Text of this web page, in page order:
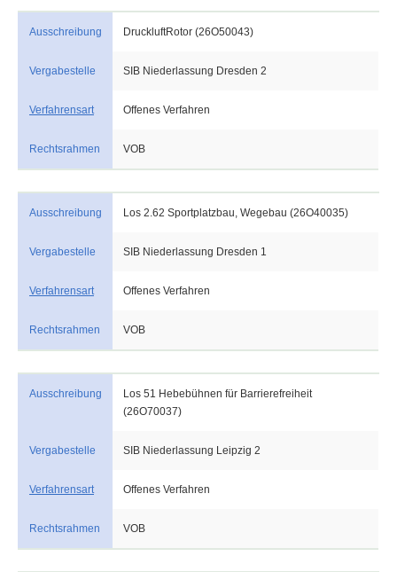
Ausschreibung DruckluftRotor (26O50043)
Vergabestelle SIB Niederlassung Dresden 2
Verfahrensart Offenes Verfahren
Rechtsrahmen VOB
Ausschreibung Los 2.62 Sportplatzbau, Wegebau (26O40035)
Vergabestelle SIB Niederlassung Dresden 1
Verfahrensart Offenes Verfahren
Rechtsrahmen VOB
Ausschreibung
Los 51 Hebebühnen für Barrierefreiheit
(26O70037)
Vergabestelle SIB Niederlassung Leipzig 2
Verfahrensart Offenes Verfahren
Rechtsrahmen VOB